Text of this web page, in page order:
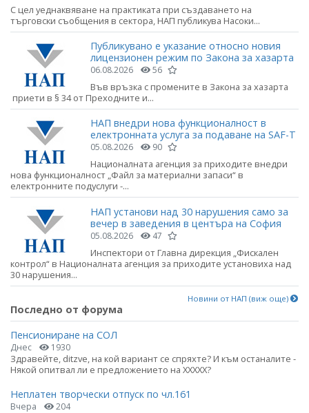
С цел уеднаквяване на практиката при създаването на
търговски съобщения в сектора, НАП публикува Насоки...
Публикувано е указание относно новия
лицензионен режим по Закона за хазарта
06.08.2026 56
Във връзка с промените в Закона за хазарта
приети в § 34 от Преходните и...
НАП внедри нова функционалност в
електронната услуга за подаване на SAF-T
05.08.2026 90
Националната агенция за приходите внедри
нова функционалност „Файл за материални запаси“ в
електронните подуслуги -...
НАП установи над 30 нарушения само за
вечер в заведения в центъра на София
05.08.2026 47
Инспектори от Главна дирекция „Фискален
контрол“ в Националната агенция за приходите установиха над
30 нарушения...
Новини от НАП (виж още)
Последно от форума
Пенсиониране на СОЛ
Днес 1930
Здравейте, ditzve, на кой вариант се спряхте? И към останалите -
Някой опитвал ли е предложението на ХХХХХ?
Неплатен творчески отпуск по чл.161
Вчера 204